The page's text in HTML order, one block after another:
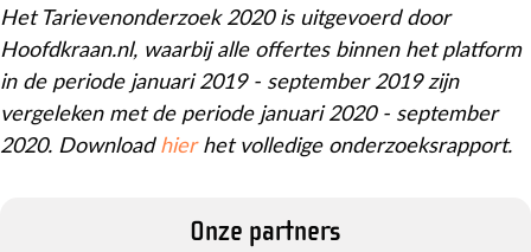
Het Tarievenonderzoek 2020 is uitgevoerd door
Hoofdkraan.nl, waarbij alle offertes binnen het platform
in de periode januari 2019 - september 2019 zijn
vergeleken met de periode januari 2020 - september
2020. Downloadhier het volledige onderzoeksrapport.
Onze partners